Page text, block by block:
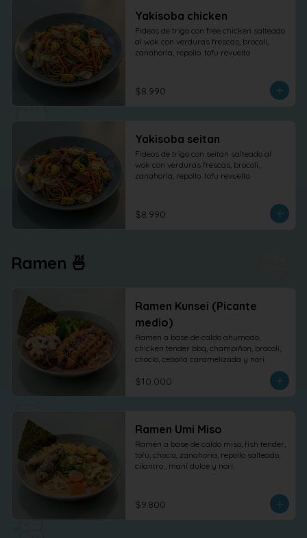
Yakisoba chicken
Fideos de trigo con free chicken salteado
al wok con verduras frescas, brocoli,
zanahoria, repollo. tofu revuelto
$8.990
Yakisoba seitan
Fideos de trigo con seitan salteado al
wok con verduras frescas, brocoli,
zanahoria, repollo. tofu revuelto
$8.990
Ramen 🍜
Ramen Kunsei (Picante
medio)
Ramen a base de caldo ahumado,
chicken tender bbq, champiñon, brocoli,
choclo, cebolla caramelizada y nori.
$10.000
Ramen Umi Miso
Ramen a base de caldo miso, fish tender,
tofu, choclo, zanahoria, repollo salteado,
cilantro , maní dulce y nori.
$9.800